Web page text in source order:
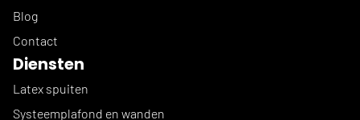
Blog
Contact
Diensten
Latex spuiten
Systeemplafond en wanden